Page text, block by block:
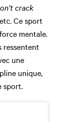
crack
Ce sport
mentale.
ressentent
une
unique,
sport.